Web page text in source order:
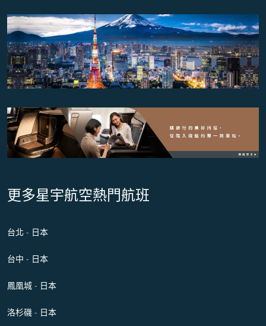
更多星宇航空熱門航班
台北 - 日本
台中 - 日本
鳳凰城 - 日本
洛杉磯 - 日本